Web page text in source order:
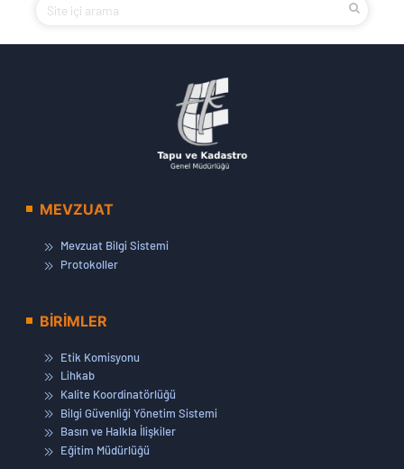
MEVZUAT
Mevzuat Bilgi Sistemi
Protokoller
BİRİMLER
Etik Komisyonu
Lihkab
Kalite Koordinatörlüğü
Bilgi Güvenliği Yönetim Sistemi
Basın ve Halkla İlişkiler
Eğitim Müdürlüğü